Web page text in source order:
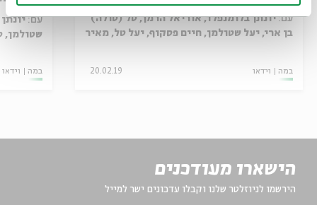
עם: יונתן בלומנפלד, אוריאל הרמן, טל (טולה)
בן ארי, יעל שטולמן, חיים פסקוף, יעל טל, מאיר
במה וידאו 20.02.19
עם:
שטולמן,
במה וידאו
הישארו מעודכנים
הירשמו לניוזלטר שלנו וקבלו עדכונים ישר למייל